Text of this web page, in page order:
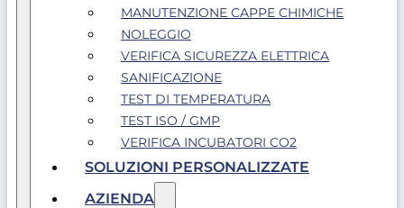
MANUTENZIONE CAPPE CHIMICHE
NOLEGGIO
VERIFICA SICUREZZA ELETTRICA
SANIFICAZIONE
TEST DI TEMPERATURA
TEST ISO / GMP
VERIFICA INCUBATORI CO2
SOLUZIONI PERSONALIZZATE
AZIENDA